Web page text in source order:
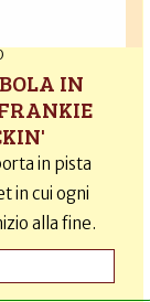
IN
in pista
in cui ogni
alla fine.